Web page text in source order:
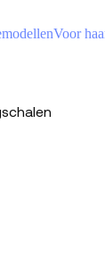
Voor